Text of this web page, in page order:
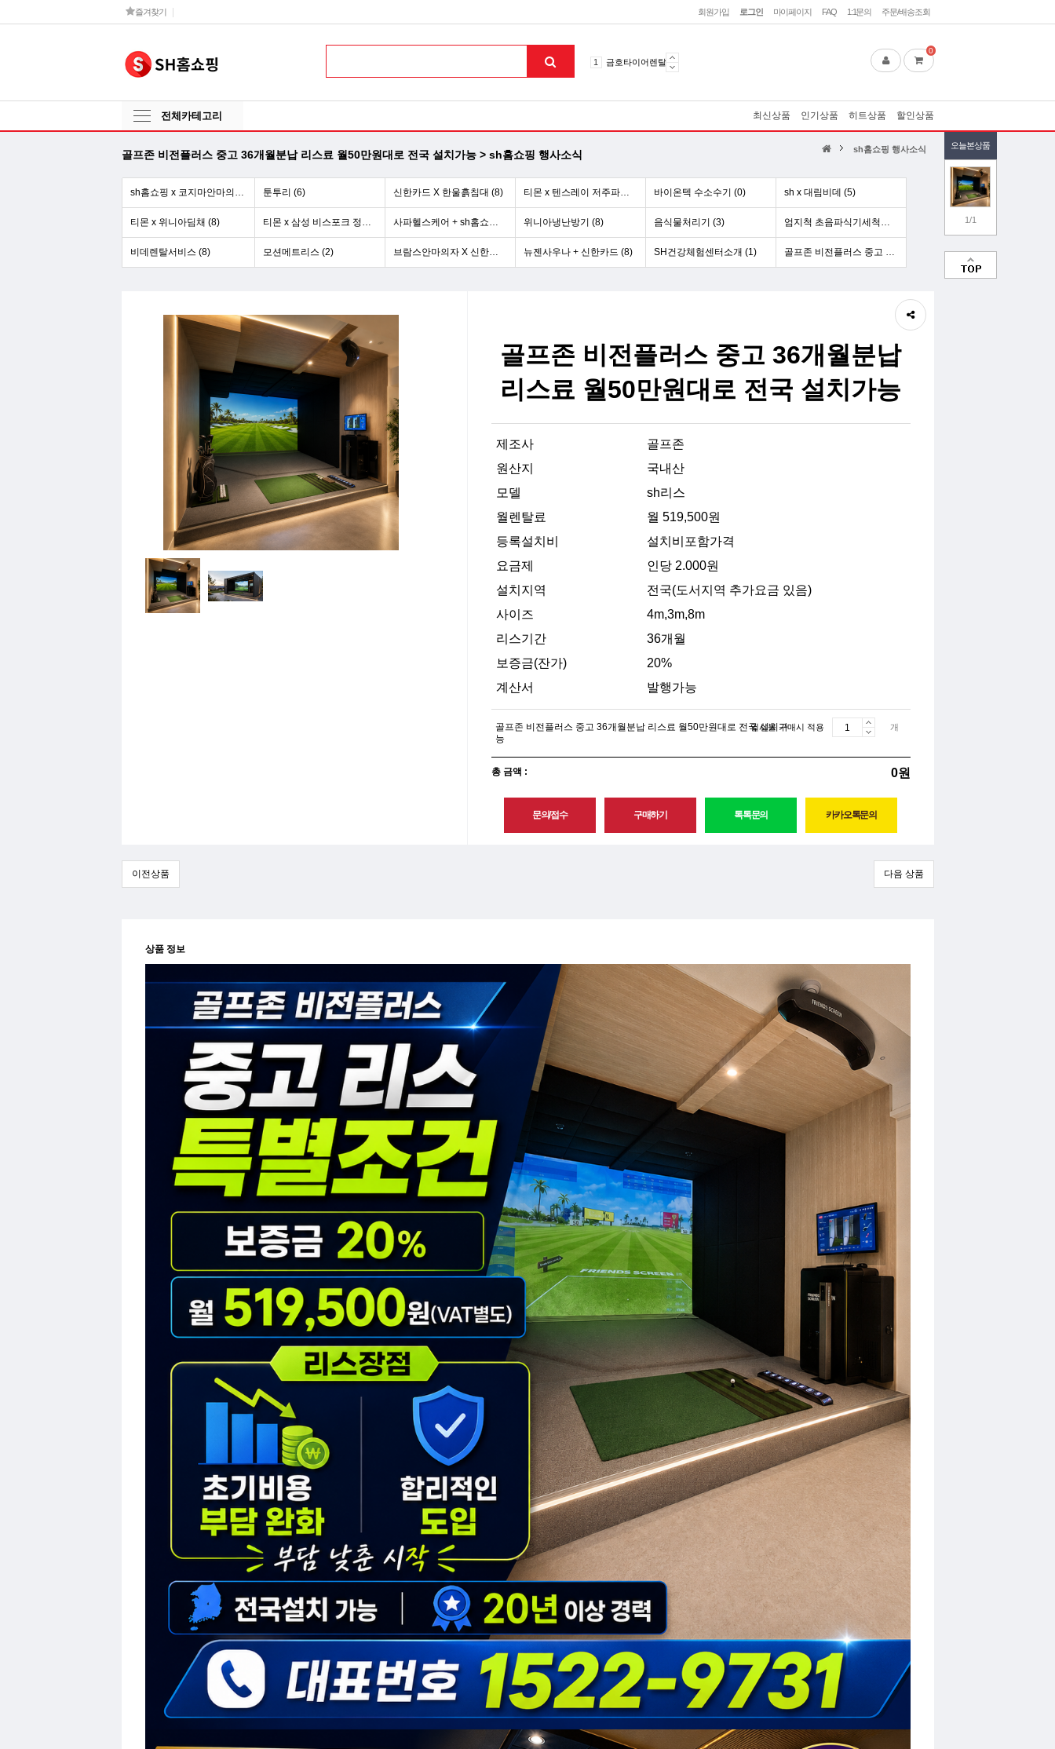
회원가입 로그인 마이페이지 FAQ 1:1문의 주문/배송조회
즐겨찾기
10 토션파장기
2 효돌이
4 자이글온고주파
8 무주천마
자동케겔운동기구
10
1 금호타이어렌탈
0
전체카테고리 최신상품 인기상품 히트상품 할인상품
골프존 비전플러스 중고 36개월분납 리스료 월50만원대로 전국 설치가능 > sh홈쇼핑 행사소식
오늘본상품
1/1
맨위로
sh홈쇼핑 행사소식
sh홈쇼핑 x 코지마안마의자 (6) 툰투리 (6) 신한카드 X 한울흙침대 (8) 티몬 x 텐스레이 저주파치료기 (3) 바이온텍 수소수기 (0) sh x 대림비데 (5)
티몬 x 위니아딤채 (8) 티몬 x 삼성 비스포크 정수기 (5) 사파헬스케어 + sh홈쇼핑 행사 (10) 위니아냉난방기 (8) 음식물처리기 (3) 엄지척 초음파식기세척기[업소용] (5)
비데렌탈서비스 (8) 모션메트리스 (2) 브람스안마의자 X 신한카드 (8) 뉴젠사우나 + 신한카드 (8) SH건강체험센터소개 (1) 골프존 비전플러스 중고 리스 (1)
골프존 비전플러스 중고 36개월분납
리스료 월50만원대로 전국 설치가능
제조사
골프존
원산지
국내산
모델
sh리스
월렌탈료
월 519,500원
등록설치비
설치비포함가격
요금제
인당 2.000원
설치지역
전국(도서지역 추가요금 있음)
사이즈
4m,3m,8m
리스기간
36개월
보증금(잔가)
20%
계산서
발행가능
골프존 비전플러스 중고 36개월분납 리스료 월50만원대로 전국 설치가
능
개
일시불 구매시 적용
총 금액 : 0원
이전상품 다음 상품
상품 정보